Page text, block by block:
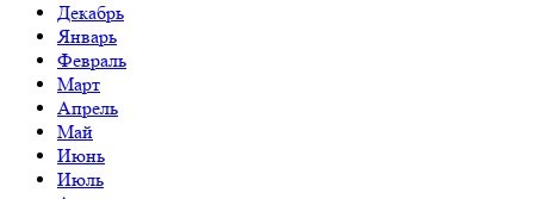
Декабрь
Январь
Февраль
Март
Апрель
Май
Июнь
Июль